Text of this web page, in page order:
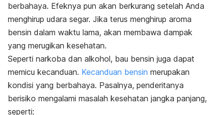
berbahaya. Efeknya pun akan berkurang setelah Anda
menghirup udara segar. Jika terus menghirup aroma
bensin dalam waktu lama, akan membawa dampak
yang merugikan kesehatan.
Seperti narkoba dan alkohol, bau bensin juga dapat
memicu kecanduan. Kecanduan bensin merupakan
kondisi yang berbahaya. Pasalnya, penderitanya
berisiko mengalami masalah kesehatan jangka panjang,
seperti: